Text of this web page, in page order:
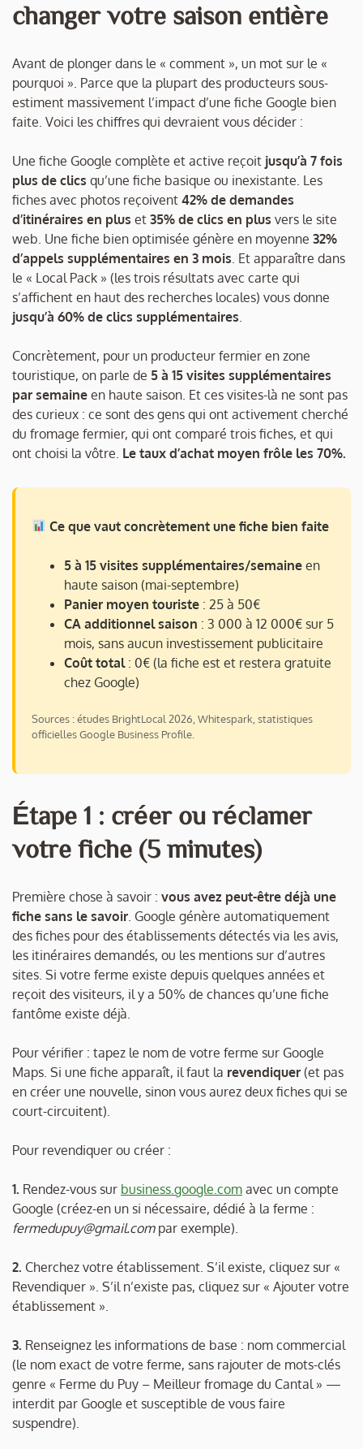
changer votre saison entière
Avant de plonger dans le « comment », un mot sur le «
pourquoi ». Parce que la plupart des producteurs sous-
estiment massivement l’impact d’une fiche Google bien
faite. Voici les chiffres qui devraient vous décider :
Une fiche Google complète et active reçoit jusqu’à 7 fois
plus de clics qu’une fiche basique ou inexistante. Les
fiches avec photos reçoivent 42% de demandes
d’itinéraires en plus et 35% de clics en plus vers le site
web. Une fiche bien optimisée génère en moyenne 32%
d’appels supplémentaires en 3 mois . Et apparaître dans
le « Local Pack » (les trois résultats avec carte qui
s’affichent en haut des recherches locales) vous donne
jusqu’à 60% de clics supplémentaires
Concrètement, pour un producteur fermier en zone
touristique, on parle de 5 à 15 visites supplémentaires
par semaine en haute saison. Et ces visites-là ne sont pas
des curieux : ce sont des gens qui ont activement cherché
du fromage fermier, qui ont comparé trois fiches, et qui
ont choisi la vôtre. Le taux d’achat moyen frôle les 70%.
Ce que vaut concrètement une fiche bien faite
5 à 15 visites supplémentaires/semaine en
haute saison (mai-septembre)
Panier moyen touriste : 25 à 50€
CA additionnel saison : 3 000 à 12 000€ sur 5
mois, sans aucun investissement publicitaire
Coût total: 0€ (la fiche est et restera gratuite
chez Google)
Sources : études BrightLocal 2026, Whitespark, statistiques
officielles Google Business Profile.
Étape 1 : créer ou réclamer
votre fiche (5 minutes)
Première chose à savoir : vous avez peut-être déjà une
fiche sans le savoir . Google génère automatiquement
des fiches pour des établissements détectés via les avis,
les itinéraires demandés, ou les mentions sur d’autres
sites. Si votre ferme existe depuis quelques années et
reçoit des visiteurs, il y a 50% de chances qu’une fiche
fantôme existe déjà.
Pour vérifier : tapez le nom de votre ferme sur Google
Maps. Si une fiche apparaît, il faut la revendiquer (et pas
en créer une nouvelle, sinon vous aurez deux fiches qui se
court-circuitent).
Pour revendiquer ou créer :
1. Rendez-vous sur business.google.com avec un compte
Google (créez-en un si nécessaire, dédié à la ferme :
fermedupuy@gmail.compar exemple).
2. Cherchez votre établissement. S’il existe, cliquez sur «
Revendiquer ». S’il n’existe pas, cliquez sur « Ajouter votre
établissement ».
3. Renseignez les informations de base : nom commercial
(le nom exact de votre ferme, sans rajouter de mots-clés
genre « Ferme du Puy – Meilleur fromage du Cantal » —
interdit par Google et susceptible de vous faire
suspendre).